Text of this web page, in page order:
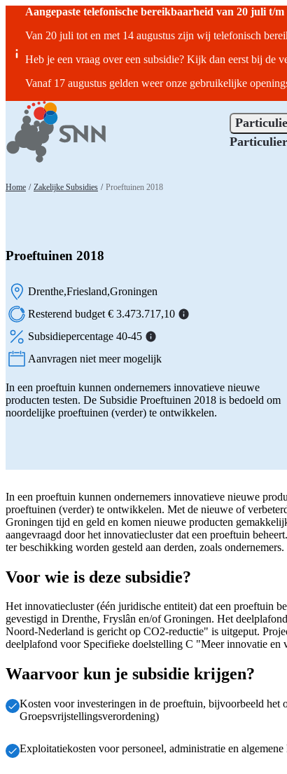
Aangepaste telefonische bereikbaarheid van 20 juli t/m
Van 20 juli tot en met 14 augustus zijn wij telefonisch
Heb je een vraag over een subsidie? Kijk dan eerst bij de
Vanaf 17 augustus gelden weer onze gebruikelijke
Home / Zakelijke Subsidies / Proeftuinen 2018
Proeftuinen 2018
Locatie:
Drenthe Friesland Groningen
Resterend budget € 3.473.717,10
Subsidiepercentage 40-45
Status:
Aanvragen niet meer mogelijk
In een proeftuin kunnen ondernemers innovatieve nieuwe
producten testen. De Subsidie Proeftuinen 2018 is bedoeld om
noordelijke proeftuinen (verder) te ontwikkelen.
In een proeftuin kunnen ondernemers innovatieve nieuwe
proeftuinen (verder) te ontwikkelen. Met de nieuwe of
Groningen tijd en geld en komen nieuwe producten
aangevraagd door het innovatiecluster dat een proeftuin
ter beschikking worden gesteld aan derden, zoals
Voor wie is deze subsidie?
Het innovatiecluster (één juridische entiteit) dat een proeftuin
gevestigd in Drenthe, Fryslân en/of Groningen. Het
Noord-Nederland is gericht op CO2-reductie" is uitgeput.
deelplafond voor Specifieke doelstelling C "Meer innovatie
Waarvoor kun je subsidie krijgen?
Kosten voor investeringen in de proeftuin, bijvoorbeeld
Groepsvrijstellingsverordening)
Exploitatiekosten voor personeel, administratie en algemene